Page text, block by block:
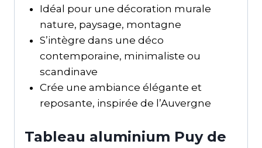
Idéal pour une décoration murale
nature, paysage, montagne
S’intègre dans une déco
contemporaine, minimaliste ou
scandinave
Crée une ambiance élégante et
reposante, inspirée de l’Auvergne
Tableau aluminium Puy de